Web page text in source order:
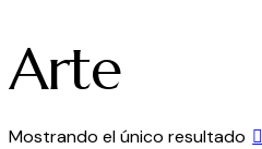
Arte
Mostrando el único resultado